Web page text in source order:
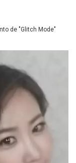
de "Glitch Mode"